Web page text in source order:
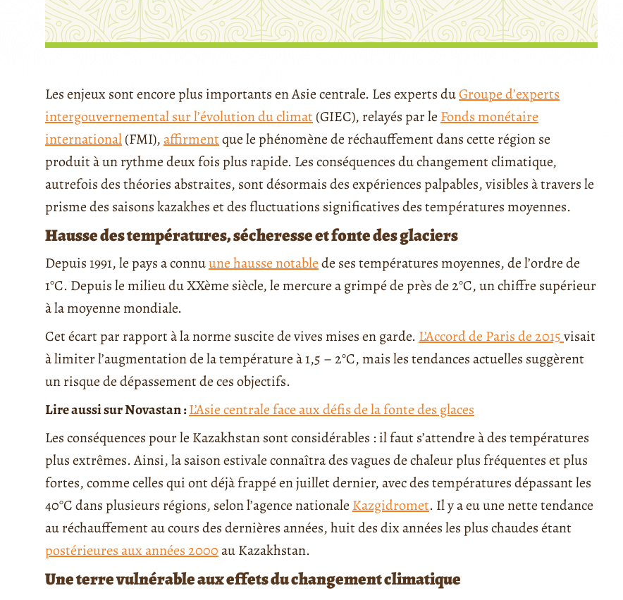
Les enjeux sont encore plus importants en Asie centrale. Les experts duGroupe d’experts
intergouvernemental sur l’évolution du climat(GIEC), relayés par le Fonds monétaire
international(FMI),affirmentque le phénomène de réchauffement dans cette région se
produit à un rythme deux fois plus rapide. Les conséquences du changement climatique,
autrefois des théories abstraites, sont désormais des expériences palpables, visibles à travers le
prisme des saisons kazakhes et des fluctuations significatives des températures moyennes.
Hausse des températures, sécheresse et fonte des glaciers
Depuis 1991, le pays a connuune hausse notablede ses températures moyennes, de l’ordre de
1°C. Depuis le milieu du XXème siècle, le mercure a grimpé de près de 2°C, un chiffre supérieur
à la moyenne mondiale.
Cet écart par rapport à la norme suscite de vives mises en garde. L’Accord de Paris de 2015visait
à limiter l’augmentation de la température à 1,5 – 2°C, mais les tendances actuelles suggèrent
un risque de dépassement de ces objectifs.
Lire aussi sur Novastan :L’Asie centrale face aux défis de la fonte des glaces
Les conséquences pour le Kazakhstan sont considérables : il faut s’attendre à des températures
plus extrêmes. Ainsi, la saison estivale connaîtra des vagues de chaleur plus fréquentes et plus
fortes, comme celles qui ont déjà frappé en juillet dernier, avec des températures dépassant les
40°C dans plusieurs régions, selon l’agence nationale Kazgidromet. Il y a eu une nette tendance
au réchauffement au cours des dernières années, huit des dix années les plus chaudes étant
postérieures aux années 2000au Kazakhstan.
Une terre vulnérable aux effets du changement climatique